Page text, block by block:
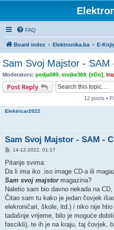
FAQ
Board index Elektronika.ba E-
Sam Svoj Majstor - SAM
Moderators: pedja089 stojke369 [eDo]
Post Reply
12 posts •
Elektricar2022
Sam Svoj Majstor - SAM -
P
s
14-12-2022, 01:17
Pitanje svima:
Da li ima iko .iso image CD-a ili
Sam svoj majstormagazina?
Naletio sam bio davno nekada na
Čitao sam tu kako je jedan čovjek
elekroničari, škole, itd.) i niko nije
tadašnje vrijeme, bilo je moguće
fascikli), te ih je na kraju, taj čovjek,